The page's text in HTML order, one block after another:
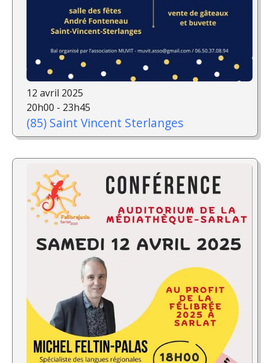
12 avril 2025
20h00 - 23h45
(85) Saint Vincent Sterlanges